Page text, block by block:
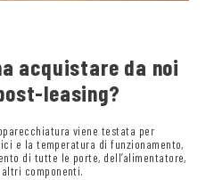
acquistare da noi
leasing?
viene testata per
e la temperatura di funzionamento,
di tutte le porte, dell’alimentatore,
altri componenti.